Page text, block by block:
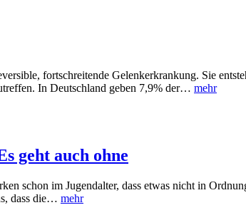
fortschreitende Gelenkerkrankung. Sie
In Deutschland geben 7,9% der… mehr
geht auch ohne
schon im Jugendalter, dass etwas nicht in
dass die… mehr